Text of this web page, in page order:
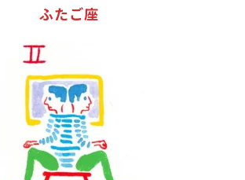
ふたご座